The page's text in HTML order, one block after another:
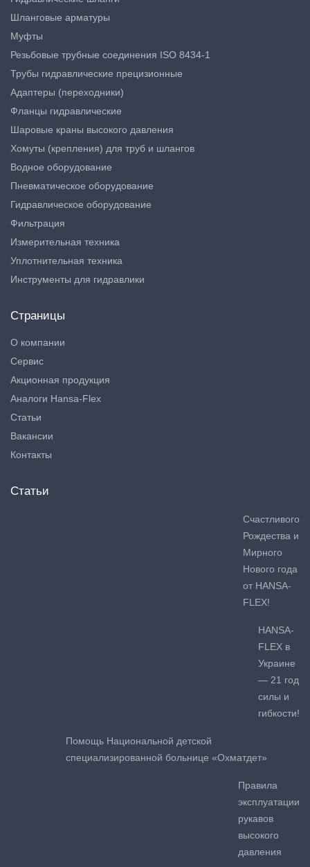
Шланговые арматуры
Муфты
Резьбовые трубные соединения ISO 8434-1
Трубы гидравлические прецизионные
Адаптеры (переходники)
Фланцы гидравлические
Шаровые краны высокого давления
Хомуты (крепления) для труб и шлангов
Водное оборудование
Пневматическое оборудование
Гидравлическое оборудование
Фильтрация
Измерительная техника
Уплотнительная техника
Инструменты для гидравлики
Страницы
О компании
Сервис
Акционная продукция
Аналоги Hansa-Flex
Статьи
Вакансии
Контакты
Статьи
Счастливого
Рождества и
Мирного
Нового года
от HANSA-
FLEX!
HANSA-
FLEX в
Украине
— 21 год
силы и
гибкости!
Помощь Национальной детской
специализированной больнице «Охматдет»
Правила
эксплуатации
рукавов
высокого
давления